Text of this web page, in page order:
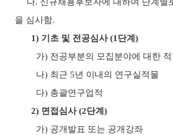
나. 신규채용후보자에 대하여 단계별
을 심사함.
1) 기초 및 전공심사(1단계 )
가) 전공부분의 모집분야에 대한 적
나) 최근 5년 이내의 연구실적물
다) 총괄연구업적
2) 면접심사(2단계 )
가) 공개발표 또는 공개강좌